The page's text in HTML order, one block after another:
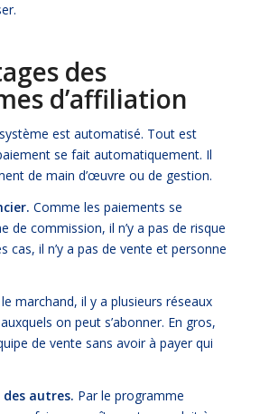
des
d’affiliation
est automatisé. Tout est
se fait automatiquement. Il
de main d’œuvre ou de gestion.
Comme les paiements se
de commission, il n’y a pas de risque
cas, il n’y a pas de vente et personne
marchand, il y a plusieurs réseaux
on peut s’abonner. En gros,
de vente sans avoir à payer qui
autres. Par le programme